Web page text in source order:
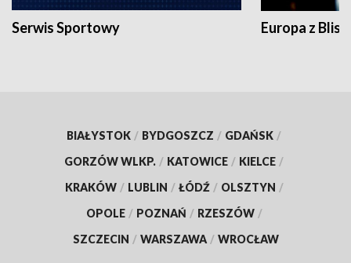
Serwis Sportowy Europa z
BIAŁYSTOK / BYDGOSZCZ / GDAŃSK /
GORZÓW WLKP. / KATOWICE / KIELCE /
KRAKÓW / LUBLIN / ŁÓDŹ / OLSZTYN /
OPOLE / POZNAŃ / RZESZÓW /
SZCZECIN / WARSZAWA / WROCŁAW